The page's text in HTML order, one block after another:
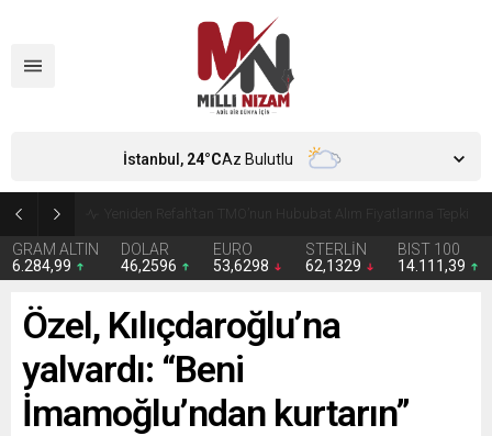
GRAM ALTIN
6.284,99
DOLAR
46,2596
EURO
53,6298
STERLİN
62,1329
BIST 100
14.111,39
İstanbul, 24°CAz Bulutlu
Özel, Kılıçdaroğlu’na
yalvardı: “Beni
İmamoğlu’ndan kurtarın”